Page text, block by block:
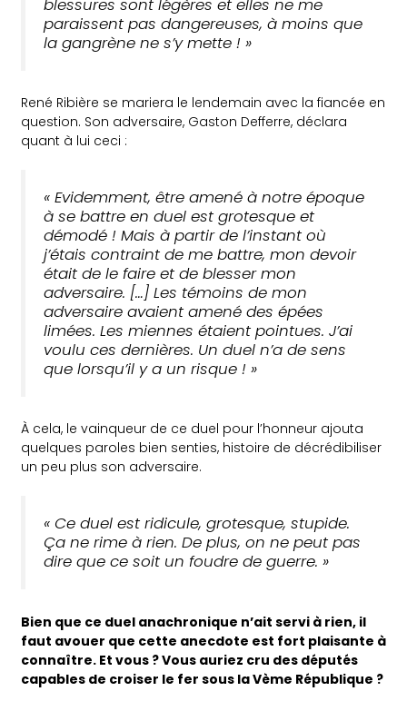
blessures sont légères et elles ne me
paraissent pas dangereuses, à moins que
la gangrène ne s’y mette ! »
René Ribière se mariera le lendemain avec la fiancée en
question. Son adversaire, Gaston Defferre, déclara
quant à lui ceci :
« Evidemment, être amené à notre époque
à se battre en duel est grotesque et
démodé ! Mais à partir de l’instant où
j’étais contraint de me battre, mon devoir
était de le faire et de blesser mon
adversaire. […] Les témoins de mon
adversaire avaient amené des épées
limées. Les miennes étaient pointues. J’ai
voulu ces dernières. Un duel n’a de sens
que lorsqu’il y a un risque ! »
À cela, le vainqueur de ce duel pour l’honneur ajouta
quelques paroles bien senties, histoire de décrédibiliser
un peu plus son adversaire.
« Ce duel est ridicule, grotesque, stupide.
Ça ne rime à rien. De plus, on ne peut pas
dire que ce soit un foudre de guerre. »
Bien que ce duel anachronique n’ait servi à rien, il
faut avouer que cette anecdote est fort plaisante à
connaître. Et vous ? Vous auriez cru des députés
capables de croiser le fer sous la Vème République ?